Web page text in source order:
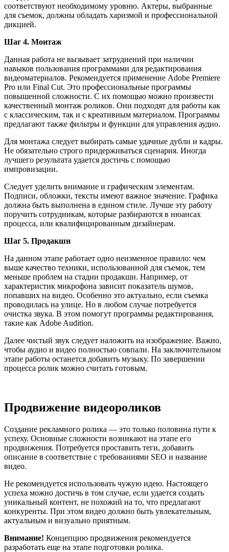
соответствуют необходимому уровню. Актеры, выбранные
для съемок, должны обладать харизмой и профессиональной
дикцией.
Шаг 4. Монтаж
Данная работа не вызывает затруднений при наличии
навыков пользования программами для редактирования
видеоматериалов. Рекомендуется применение Adobe Premiere
Pro или Final Cut. Это профессиональные программы
повышенной сложности. С их помощью можно произвести
качественный монтаж роликов. Они подходят для работы как
с классическим, так и с креативным материалом. Программы
предлагают также фильтры и функции для управления аудио.
Для монтажа следует выбирать самые удачные дубли и кадры.
Не обязательно строго придерживаться сценария. Иногда
лучшего результата удается достичь с помощью
импровизации.
Следует уделить внимание и графическим элементам.
Подписи, обложки, тексты имеют важное значение. Графика
должна быть выполнена в едином стиле. Лучше эту работу
поручить сотрудникам, которые разбираются в нюансах
процесса, или квалифицированным дизайнерам.
Шаг 5. Продакшн
На данном этапе работает одно неизменное правило: чем
выше качество техники, использованной для съемок, тем
меньше проблем на стадии продакшн. Например, от
характеристик микрофона зависит показатель шумов,
попавших на видео. Особенно это актуально, если съемка
проводилась на улице. Но в любом случае потребуется
очистка звука. В этом помогут программы редактирования,
такие как Adobe Audition.
Далее чистый звук следует наложить на изображение. Важно,
чтобы аудио и видео полностью совпали. На заключительном
этапе работы останется добавить музыку. По завершении
процесса ролик можно считать готовым.
Продвижение видеороликов
Создание рекламного ролика — это только половина пути к
успеху. Основные сложности возникают на этапе его
продвижения. Потребуется проставить теги, добавить
описание в соответствие с требованиями SEO и название
видео.
Не рекомендуется использовать чужую идею. Настоящего
успеха можно достичь в том случае, если удается создать
уникальный контент, не похожий на то, что предлагают
конкуренты. При этом видео должно быть увлекательным,
актуальным и визуально приятным.
Внимание! Концепцию продвижения рекомендуется
разработать еще на этапе подготовки ролика.